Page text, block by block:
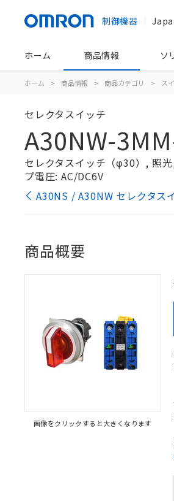
制御機器
ホーム 商品情報 ソ
ホーム > 商品情報 > 商品カテゴリ > ス
セレクタスイッチ
A30NW-
セレクタスイッチ（φ30）, 照
プ電圧: AC/DC6V
A30NS / A30NW セレクタス
商品概要
画像をクリックすると大きくなります